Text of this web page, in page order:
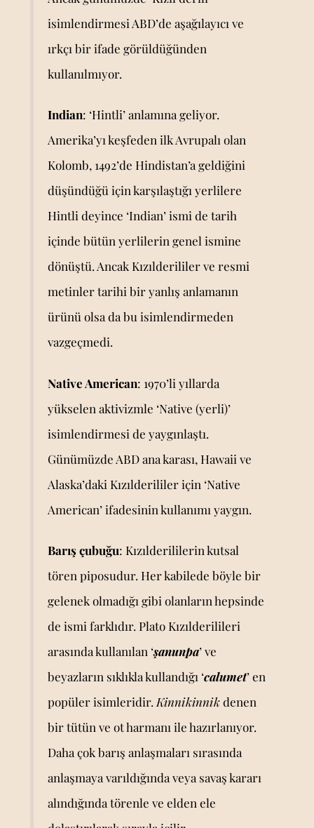
isimlendirmesi ABD’de aşağılayıcı ve
ırkçı bir ifade görüldüğünden
kullanılmıyor.
Indian: ‘Hintli’ anlamına geliyor.
Amerika’yı keşfeden ilk Avrupalı olan
Kolomb, 1492’de Hindistan’a geldiğini
düşündüğü için karşılaştığı yerlilere
Hintli deyince ‘Indian’ ismi de tarih
içinde bütün yerlilerin genel ismine
dönüştü. Ancak Kızılderililer ve resmi
metinler tarihi bir yanlış anlamanın
ürünü olsa da bu isimlendirmeden
vazgeçmedi.
Native American: 1970’li yıllarda
yükselen aktivizmle ‘Native (yerli)’
isimlendirmesi de yaygınlaştı.
Günümüzde ABD ana karası, Hawaii ve
Alaska’daki Kızılderililer için ‘Native
American’ ifadesinin kullanımı yaygın.
Barış çubuğu: Kızılderililerin kutsal
tören piposudur. Her kabilede böyle bir
gelenek olmadığı gibi olanların hepsinde
de ismi farklıdır. Plato Kızılderilileri
arasında kullanılan ‘şanunpa’ ve
beyazların sıklıkla kullandığı ‘calumet’ en
popüler isimleridir. Kinnikinnikdenen
bir tütün ve ot harmanı ile hazırlanıyor.
Daha çok barış anlaşmaları sırasında
anlaşmaya varıldığında veya savaş kararı
alındığında törenle ve elden ele